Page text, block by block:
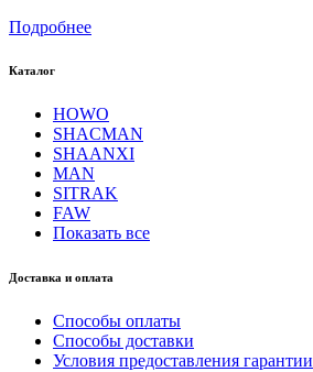
Подробнее
Каталог
HOWO
SHACMAN
SHAANXI
MAN
SITRAK
FAW
Показать все
Доставка и оплата
Способы оплаты
Способы доставки
Условия предоставления гарантии